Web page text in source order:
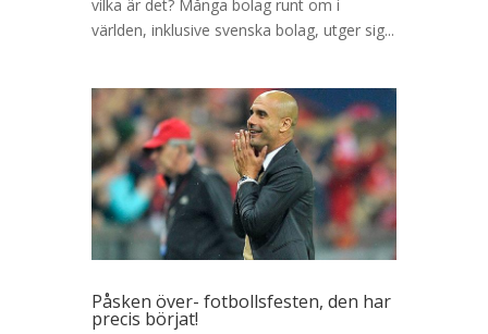
vilka är det? Många bolag runt om i
världen, inklusive svenska bolag, utger sig...
Påsken över- fotbollsfesten, den har
precis börjat!